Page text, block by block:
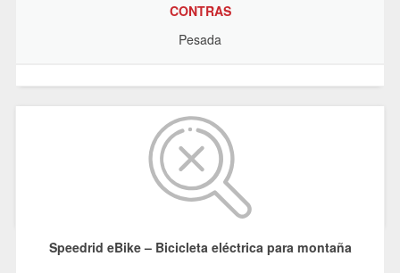
CONTRAS
Pesada
Speedrid eBike – Bicicleta eléctrica para montaña